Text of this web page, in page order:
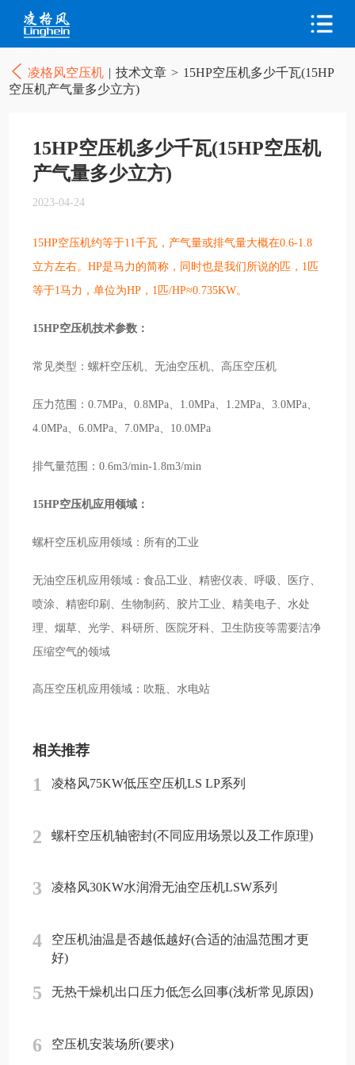
凌格风空压机 | 技术文章 > 15HP空压机多少千瓦(15HP
空压机产气量多少立方)
15HP空压机多少千瓦(15HP空压机
产气量多少立方)
2023-04-24
15HP空压机约等于11千瓦，产气量或排气量大概在0.6-1.8
立方左右。HP是马力的简称，同时也是我们所说的匹，1匹
等于1马力，单位为HP，1匹/HP≈0.735KW。
15HP空压机技术参数：
常见类型：螺杆空压机、无油空压机、高压空压机
压力范围：0.7MPa、0.8MPa、1.0MPa、1.2MPa、3.0MPa、
4.0MPa、6.0MPa、7.0MPa、10.0MPa
排气量范围：0.6m3/min-1.8m3/min
15HP空压机应用领域：
螺杆空压机应用领域：所有的工业
无油空压机应用领域：食品工业、精密仪表、呼吸、医疗、
喷涂、精密印刷、生物制药、胶片工业、精美电子、水处
理、烟草、光学、科研所、医院牙科、卫生防疫等需要洁净
压缩空气的领域
高压空压机应用领域：吹瓶、水电站
相关推荐
1 凌格风75KW低压空压机LS LP系列
2 螺杆空压机轴密封(不同应用场景以及工作原理)
3 凌格风30KW水润滑无油空压机LSW系列
4
空压机油温是否越低越好(合适的油温范围才更
好)
5 无热干燥机出口压力低怎么回事(浅析常见原因)
6 空压机安装场所(要求)